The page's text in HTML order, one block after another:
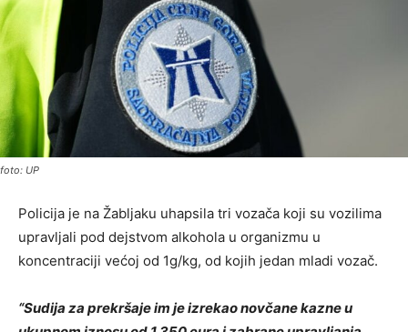
foto: UP
Policija je na Žabljaku uhapsila tri vozača koji su vozilima
upravljali pod dejstvom alkohola u organizmu u
koncentraciji većoj od 1g/kg, od kojih jedan mladi vozač.
“Sudija za prekršaje im je izrekao novčane kazne u